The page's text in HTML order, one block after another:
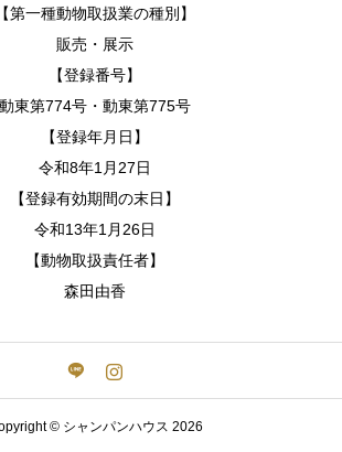
【第一種動物取扱業の種別】
販売・展示
【登録番号】
動東第774号・動東第775号
【登録年月日】
令和8年1月27日
【登録有効期間の末日】
令和13年1月26日
【動物取扱責任者】
森田由香
© シャンパンハウス 2026